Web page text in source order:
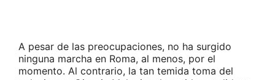
A pesar de las preocupaciones, no ha surgido
ninguna marcha en Roma, al menos, por el
momento. Al contrario, la tan temida toma del